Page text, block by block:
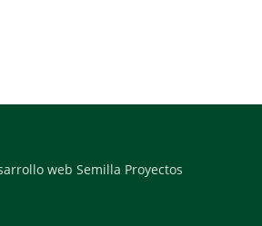
web Semilla Proyectos